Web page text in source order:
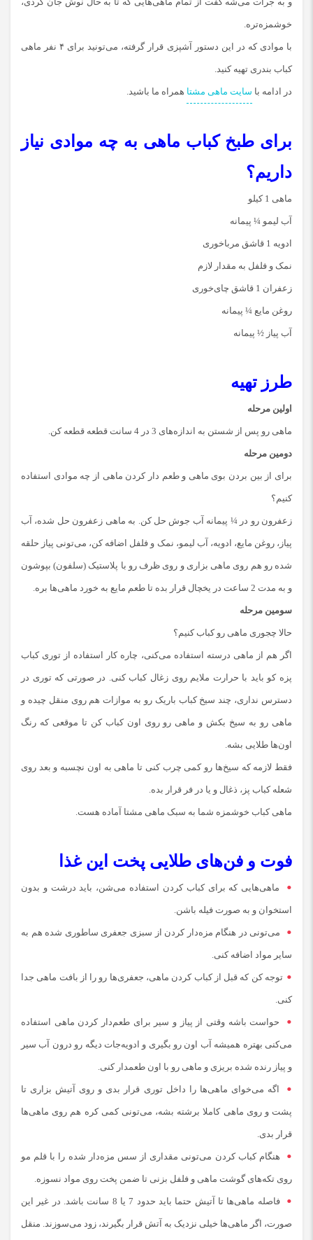
خوشمزه‌‌تره.
با موادی که در این دستور آشپزی قرار گرفته، می‌تونید برای ۴ نفر ماهی
کباب بندری تهیه کنید.
در ادامه با سایت ماهی مشتا همراه ما باشید.
برای طبخ کباب ماهی به چه موادی نیاز
داریم؟
ماهی 1 کیلو
آب لیمو ¼ پیمانه
ادویه 1 قاشق مرباخوری
نمک و فلفل به مقدار لازم
زعفران 1 قاشق چای‌خوری
روغن مایع ¼ پیمانه
آب پیاز ½ پیمانه
طرز تهیه
اولین مرحله
ماهی رو پس از شستن به اندازه‌های 3 در 4 سانت قطعه قطعه کن.
دومین مرحله
برای از بین بردن بوی ماهی و طعم دار کردن ماهی از چه موادی استفاده
کنیم؟
زعفرون رو در ¼ پیمانه آب جوش حل کن. به ماهی زعفرون حل شده، آب
پیاز، روغن مایع، ادویه، آب لیمو، نمک و فلفل اضافه کن، می‌تونی پیاز حلقه
شده رو هم روی ماهی بزاری و روی ظرف رو با پلاستیک (سلفون) بپوشون
و به مدت 2 ساعت در یخچال قرار بده تا طعم مایع به خورد ماهی‌ها بره.
سومین مرحله
حالا چجوری ماهی رو کباب کنیم؟
اگر هم از ماهی درسته استفاده می‌کنی، چاره کار استفاده از توری کباب‌
پزه کو باید با حرارت ملایم روی زغال کباب کنی. در صورتی که توری در
دسترس نداری، چند سیخ کباب باریک رو به موازات هم روی منقل چیده و
ماهی رو به سیخ بکش و ماهی رو روی اون کباب کن تا موقعی که رنگ
اون‌ها طلایی بشه.
فقط لازمه که سیخ‌ها رو کمی چرب کنی تا ماهی به اون نچسبه و بعد روی
شعله کباب پز، ذغال و یا در فر قرار بده.
ماهی کباب خوشمزه شما به سبک ماهی مشتا آماده هست.
فوت و فن‌های طلایی پخت این غذا
ماهی‌هایی که برای کباب کردن استفاده می‌شن، باید درشت و بدون
استخوان و به صورت فیله باشن.
می‌تونی در هنگام مزه‌دار کردن از سبزی جعفری ساطوری شده هم به
سایر مواد اضافه کنی.
توجه کن که قبل از کباب کردن ماهی، جعفری‌ها رو را از بافت ماهی جدا
کنی.
حواست باشه وقتی از پیاز و سیر برای طعم‌دار کردن ماهی استفاده
می‌کنی بهتره همیشه آب اون رو بگیری و ادویه‌‌جات دیگه رو درون آب سیر
و پیاز رنده شده بریزی و ماهی رو با اون طعمدار کنی.
اگه می‌خوای ماهی‌ها را داخل توری قرار بدی و روی آتیش بزاری تا
پشت و روی ماهی کاملا برشته بشه، می‌تونی کمی کره هم روی ماهی‌ها
قرار بدی.
هنگام كباب كردن می‌تونی مقداری از سس مزه‌دار شده را با قلم مو
روی تكه‌های گوشت ماهی و فلفل بزنی تا ضمن پخت روی مواد نسوزه.
فاصله ماهی‌ها تا آتیش حتما باید حدود 7 یا 8 سانت باشد. در غیر این
صورت، اگر ماهی‌ها خیلی نزدیک به آتش قرار بگیرند، زود می‌سوزند. منقل